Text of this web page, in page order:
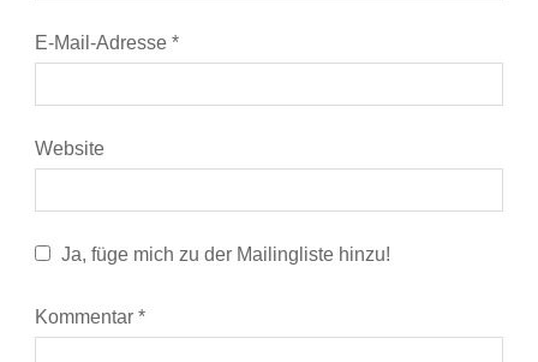
E-Mail-Adresse *
Website
Ja, füge mich zu der Mailingliste hinzu!
Kommentar *